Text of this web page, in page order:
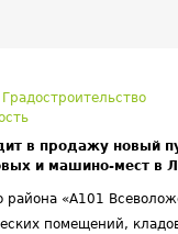
Градостроительство
в продажу новый
и машино-мест в
«А101
помещений,